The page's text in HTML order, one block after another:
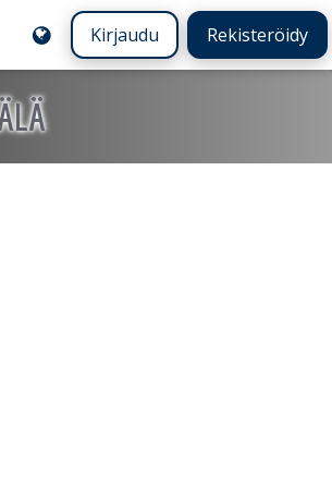
Kirjaudu Rekisteröidy